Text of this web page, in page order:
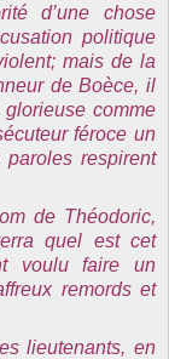
d’une chose
politique
mais de la
de Boèce, il
comme
féroce un
respirent
de Théodoric,
quel est cet
voulu faire un
remords et
lieutenants, en